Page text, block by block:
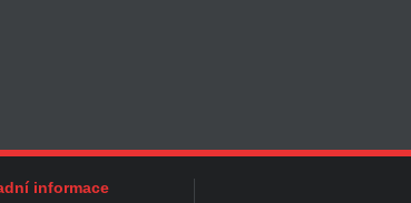
informace